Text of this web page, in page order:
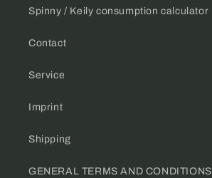
Spinny / Keily consumption calculator
Contact
Service
Imprint
Shipping
GENERAL TERMS AND CONDITIONS